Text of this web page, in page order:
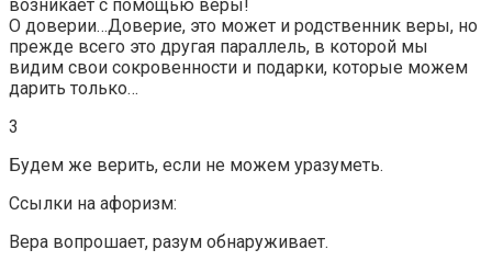
возникает с помощью веры!
О доверии…Доверие, это может и родственник веры, но
прежде всего это другая параллель, в которой мы
видим свои сокровенности и подарки, которые можем
дарить только…
3
Будем же верить, если не можем уразуметь.
Ссылки на афоризм:
Вера вопрошает, разум обнаруживает.